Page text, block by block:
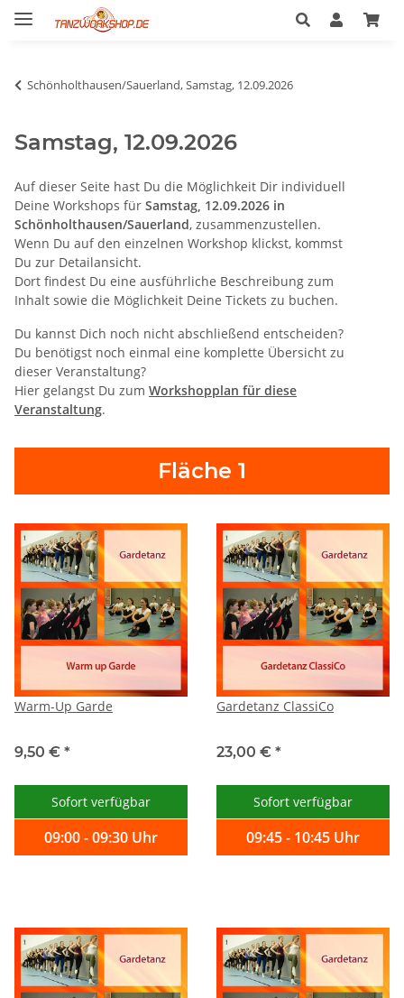
Schönholthausen/Sauerland, Samstag, 12.09.2026
Samstag, 12.09.2026
Auf dieser Seite hast Du die Möglichkeit Dir individuell
Deine Workshops für Samstag, 12.09.2026 in
Schönholthausen/Sauerland, zusammenzustellen.
Wenn Du auf den einzelnen Workshop klickst, kommst
Du zur Detailansicht.
Dort findest Du eine ausführliche Beschreibung zum
Inhalt sowie die Möglichkeit Deine Tickets zu buchen.
Du kannst Dich noch nicht abschließend entscheiden?
Du benötigst noch einmal eine komplette Übersicht zu
dieser Veranstaltung?
Hier gelangst Du zum Workshopplan für diese
Veranstaltung.
Fläche 1
Warm-Up Garde
9,50 € *
Sofort verfügbar
09:00 - 09:30 Uhr
Gardetanz ClassiCo
23,00 € *
Sofort verfügbar
09:45 - 10:45 Uhr